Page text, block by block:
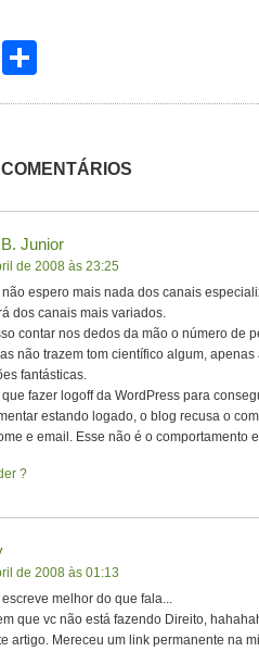
Email
Junior
de 2008 às 23:25
espero mais nada dos canais
dos canais mais variados.
contar nos dedos da mão o número de
não trazem tom científico algum,
fantásticas.
que fazer logoff da WordPress para
estando logado, o blog recusa o
e email. Esse não é o comportamento
de 2008 às 01:13
melhor do que fala...
que vc não está fazendo Direito,
artigo. Mereceu um link permanente na